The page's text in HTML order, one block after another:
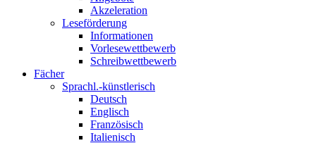
Akzeleration
Leseförderung
Informationen
Vorlesewettbewerb
Schreibwettbewerb
Fächer
Sprachl.-künstlerisch
Deutsch
Englisch
Französisch
Italienisch